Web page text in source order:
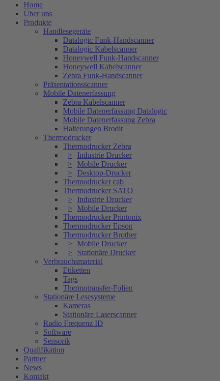
Home
Über uns
Produkte
Handlesegeräte
Datalogic Funk-Handscanner
Datalogic Kabelscanner
Honeywell Funk-Handscanner
Honeywell Kabelscanner
Zebra Funk-Handscanner
Präsentationsscanner
Mobile Datenerfassung
Zebra Kabelscanner
Mobile Datenerfassung Datalogic
Mobile Datenerfassung Zebra
Halterungen Brodit
Thermodrucker
Thermodrucker Zebra
Industrie Drucker
Mobile Drucker
Desktop-Drucker
Thermodrucker cab
Thermodrucker SATO
Industrie Drucker
Mobile Drucker
Thermodrucker Printonix
Thermodrucker Epson
Thermodrucker Brother
Mobile Drucker
Stationäre Drucker
Verbrauchsmaterial
Etiketten
Tags
Thermotransfer-Folien
Stationäre Lesesysteme
Kameras
Stationäre Laserscanner
Radio Frequenz ID
Software
Sensorik
Qualifikation
Partner
News
Kontakt